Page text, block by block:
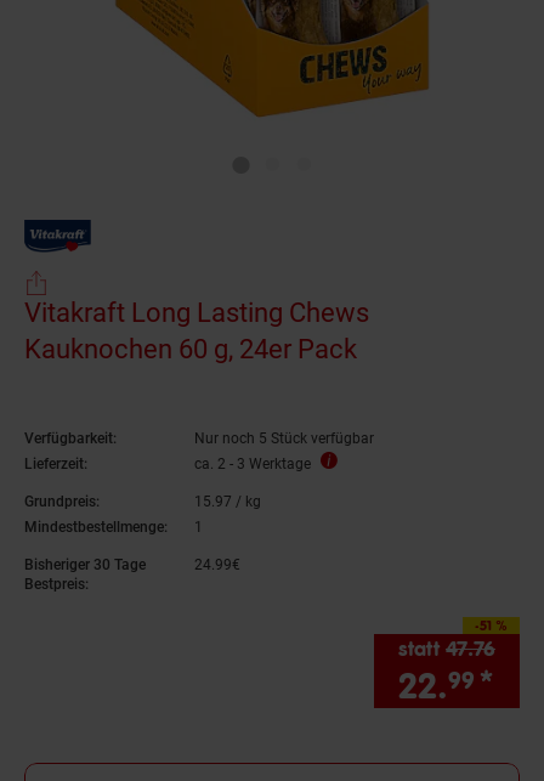
Vitakraft Long Lasting Chews
Kauknochen 60 g, 24er Pack
Verfügbarkeit:
Nur noch 5 Stück verfügbar
Lieferzeit:
ca. 2 - 3 Werktage
Grundpreis: 15.97 / kg
Mindestbestellmenge:
1
Bisheriger 30 Tage
Bestpreis:
24.99€
-51 %
Sie Sparen 51
statt 47.76
22.99 *